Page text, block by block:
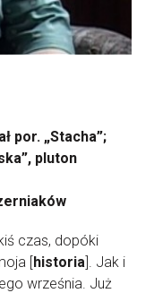
por. „Stacha”;
pluton
czas, dopóki
[historia]. Jak i
września. Już